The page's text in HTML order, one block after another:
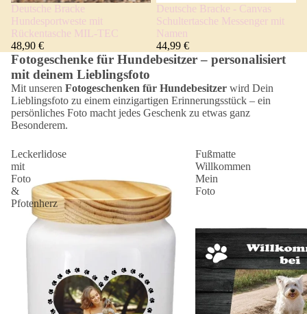
Deutsche Bracke
Hundesportweste mit
Rückentasche MIL-TEC
48,90 €
Deutsche Bracke - Canvas
Schultertasche Messenger mit
Namen
44,99 €
Fotogeschenke für Hundebesitzer – personalisiert
mit deinem Lieblingsfoto
Mit unseren Fotogeschenken für Hundebesitzer wird Dein
Lieblingsfoto zu einem einzigartigen Erinnerungsstück – ein
persönliches Foto macht jedes Geschenk zu etwas ganz
Besonderem.
Leckerlidose
mit
Foto
&
Pfotenherz
Fußmatte
Willkommen
Mein
Foto